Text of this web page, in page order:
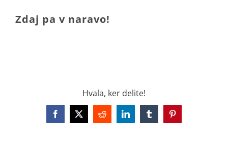
Zdaj pa v naravo!
Hvala, ker delite!
Facebook
X Reddit LinkedInTumblrPinterest